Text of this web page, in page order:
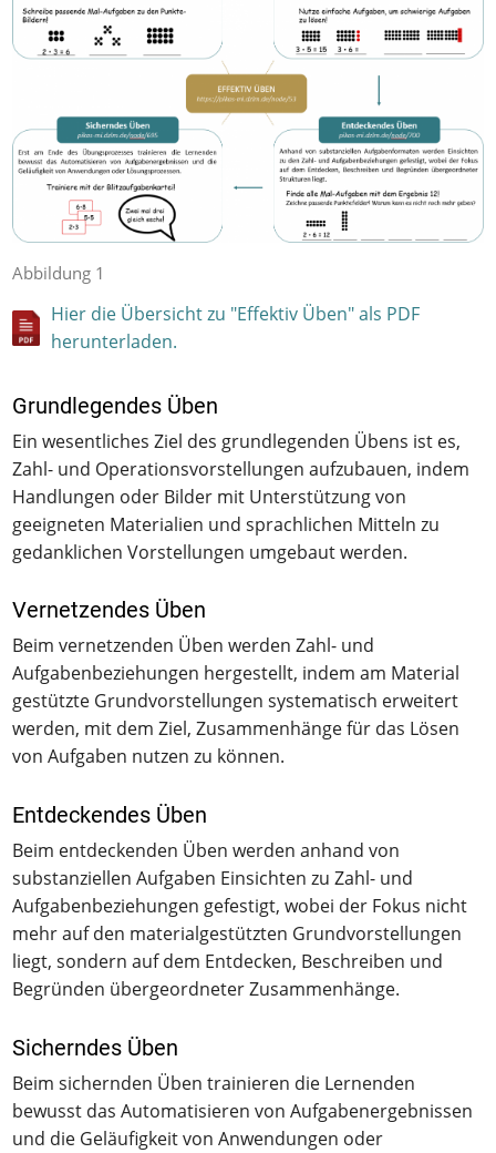
Abbildung 1
Hier die Übersicht zu "Effektiv Üben" als PDF
herunterladen.
Grundlegendes Üben
Ein wesentliches Ziel des grundlegenden Übens ist es,
Zahl- und Operationsvorstellungen aufzubauen, indem
Handlungen oder Bilder mit Unterstützung von
geeigneten Materialien und sprachlichen Mitteln zu
gedanklichen Vorstellungen umgebaut werden.
Vernetzendes Üben
Beim vernetzenden Üben werden Zahl- und
Aufgabenbeziehungen hergestellt, indem am Material
gestützte Grundvorstellungen systematisch erweitert
werden, mit dem Ziel, Zusammenhänge für das Lösen
von Aufgaben nutzen zu können.
Entdeckendes Üben
Beim entdeckenden Üben werden anhand von
substanziellen Aufgaben Einsichten zu Zahl- und
Aufgabenbeziehungen gefestigt, wobei der Fokus nicht
mehr auf den materialgestützten Grundvorstellungen
liegt, sondern auf dem Entdecken, Beschreiben und
Begründen übergeordneter Zusammenhänge.
Sicherndes Üben
Beim sichernden Üben trainieren die Lernenden
bewusst das Automatisieren von Aufgabenergebnissen
und die Geläufigkeit von Anwendungen oder